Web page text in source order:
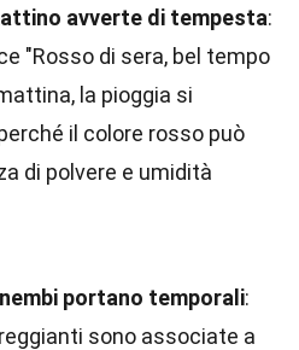
avverte di tempesta:
"Rosso di sera, bel tempo
la pioggia si
il colore rosso può
di polvere e umidità
portano temporali:
sono associate a